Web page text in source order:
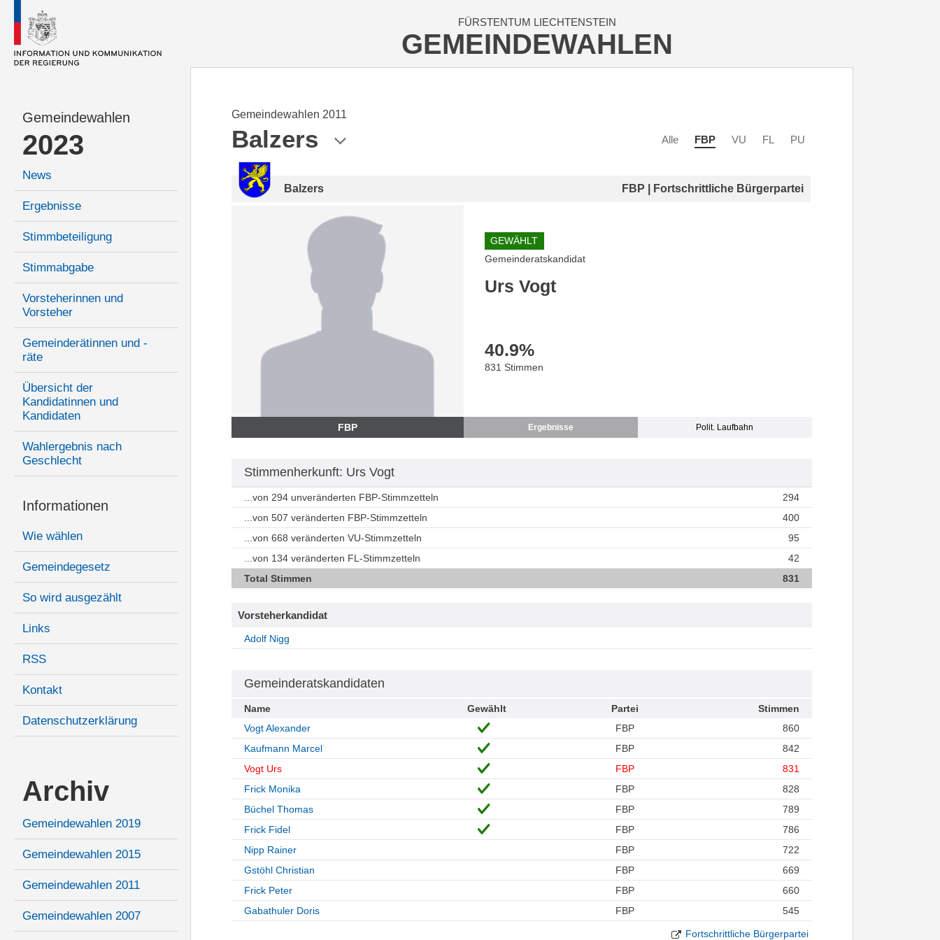
FÜRSTENTUM LIECHTENSTEIN
GEMEINDEWAHLEN
Gemeindewahlen
2023
News
Ergebnisse
Stimmbeteiligung
Stimmabgabe
Vorsteherinnen und
Vorsteher
Gemeinderätinnen und -
räte
Übersicht der
Kandidatinnen und
Kandidaten
Wahlergebnis nach
Geschlecht
Informationen
Wie wählen
Gemeindegesetz
So wird ausgezählt
Links
RSS
Kontakt
Datenschutzerklärung
Archiv
Gemeindewahlen 2019
Gemeindewahlen 2015
Gemeindewahlen 2011
Gemeindewahlen 2007
Gemeindewahlen 2011
Balzers Alle FBP VU FL PU
Balzers FBP | Fortschrittliche Bürgerpartei
FBP
GEWÄHLT
Gemeinderatskandidat
Urs Vogt
40.9%
831 Stimmen
Ergebnisse Polit. Laufbahn
Stimmenherkunft: Urs Vogt
...von 294 unveränderten FBP-Stimmzetteln
294
...von 507 veränderten FBP-Stimmzetteln
400
...von 668 veränderten VU-Stimmzetteln
95
...von 134 veränderten FL-Stimmzetteln
42
Total Stimmen
831
Vorsteherkandidat
Adolf Nigg
Gemeinderatskandidaten
Name Gewählt Partei
Stimmen
Vogt Alexander
FBP
860
Kaufmann Marcel
FBP
842
Vogt Urs
FBP
831
Frick Monika
FBP
828
Büchel Thomas
FBP
789
Frick Fidel
FBP
786
Nipp Rainer
FBP
722
Gstöhl Christian
FBP
669
Frick Peter
FBP
660
Gabathuler Doris
FBP 545
Fortschrittliche Bürgerpartei